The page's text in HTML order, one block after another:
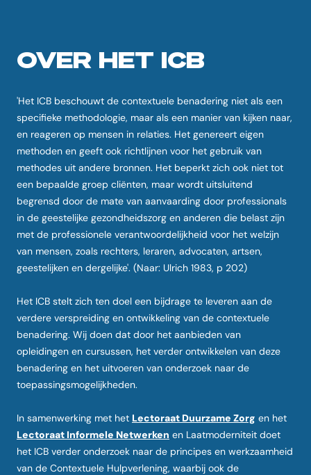
OVER HET ICB
'Het ICB beschouwt de contextuele benadering niet als een
specifieke methodologie, maar als een manier van kijken naar,
en reageren op mensen in relaties. Het genereert eigen
methoden en geeft ook richtlijnen voor het gebruik van
methodes uit andere bronnen. Het beperkt zich ook niet tot
een bepaalde groep cliënten, maar wordt uitsluitend
begrensd door de mate van aanvaarding door professionals
in de geestelijke gezondheidszorg en anderen die belast zijn
met de professionele verantwoordelijkheid voor het welzijn
van mensen, zoals rechters, leraren, advocaten, artsen,
geestelijken en dergelijke'. (Naar: Ulrich 1983, p 202)
Het ICB stelt zich ten doel een bijdrage te leveren aan de
verdere verspreiding en ontwikkeling van de contextuele
benadering. Wij doen dat door het aanbieden van
opleidingen en cursussen, het verder ontwikkelen van deze
benadering en het uitvoeren van onderzoek naar de
toepassingsmogelijkheden.
In samenwerking met het Lectoraat Duurzame Zorg en het
Lectoraat Informele Netwerken en Laatmoderniteit doet
het ICB verder onderzoek naar de principes en werkzaamheid
van de Contextuele Hulpverlening, waarbij ook de